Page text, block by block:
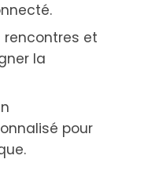
rencontres et
la
pour